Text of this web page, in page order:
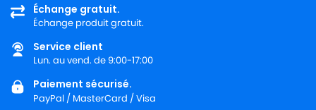
LG-
GOLDSTAR
LG-GOLDSTAR TURBO 2900
LG-
LG-GOLDSTAR TURBO 3100 B
LG-
Échange gratuit.
Échange produit gratuit.
Service client
Lun. au vend. de 9:00-17:00
Paiement sécurisé.
PayPal / MasterCard / Visa